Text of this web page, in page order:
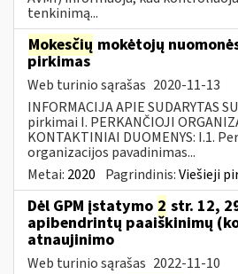
tenkinimą...
Mokesčių mokėtojų
pirkimas
Web turinio sąrašas 2020-11-13
INFORMACIJA APIE SUDARYTAS
pirkimai I. PERKANČIOJI
KONTAKTINIAI DUOMENYS: I.1.
organizacijos pavadinimas...
Metai: 2020 Pagrindinis:Viešieji
Dėl GPM įstatymo 2 str. 12,
apibendrintų paaiškinimų
atnaujinimo
Web turinio sąrašas 2022-11-10